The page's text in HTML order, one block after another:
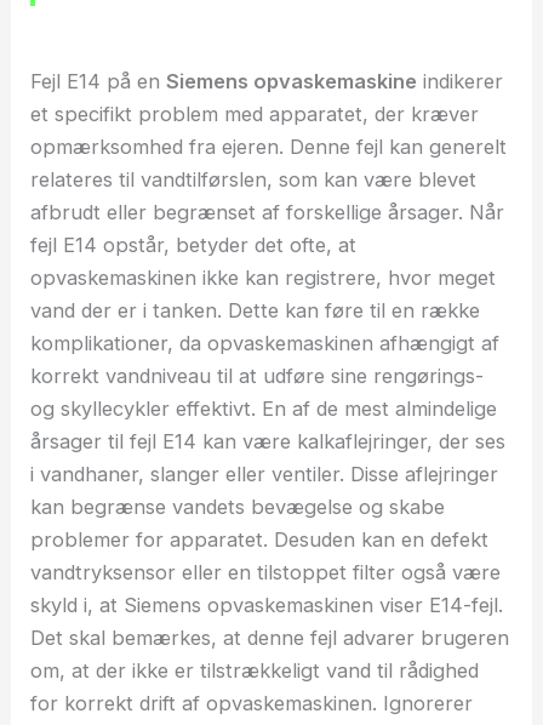
Fejl E14 på enSiemens opvaskemaskine indikerer
et specifikt problem med apparatet, der kræver
opmærksomhed fra ejeren. Denne fejl kan generelt
relateres til vandtilførslen, som kan være blevet
afbrudt eller begrænset af forskellige årsager. Når
fejl E14 opstår, betyder det ofte, at
opvaskemaskinen ikke kan registrere, hvor meget
vand der er i tanken. Dette kan føre til en række
komplikationer, da opvaskemaskinen afhængigt af
korrekt vandniveau til at udføre sine rengørings-
og skyllecykler effektivt. En af de mest almindelige
årsager til fejl E14 kan være kalkaflejringer, der ses
i vandhaner, slanger eller ventiler. Disse aflejringer
kan begrænse vandets bevægelse og skabe
problemer for apparatet. Desuden kan en defekt
vandtryksensor eller en tilstoppet filter også være
skyld i, at Siemens opvaskemaskinen viser E14-fejl.
Det skal bemærkes, at denne fejl advarer brugeren
om, at der ikke er tilstrækkeligt vand til rådighed
for korrekt drift af opvaskemaskinen. Ignorerer